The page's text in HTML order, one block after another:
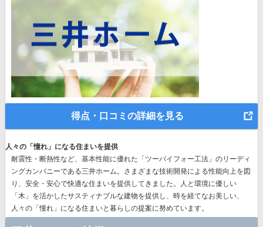
得点・口コミの詳細を見る
人々の「憧れ」になる住まいを提供
耐震性・断熱性など、基本性能に優れた 「ツーバイフォー工法」のリーディ
ングカンパニーである三井ホーム。さまざまな技術開発による性能向上を図
り、安全・安心で快適な住まいを提供してきました。人と環境に優しい
「木」を活かしたサスティナブルな建物を提供し、時を経てなお美しい、
人々の「憧れ」になる住まいと暮らしの提案に努めています。